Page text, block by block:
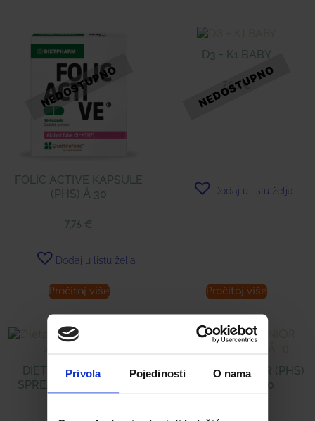
Privola Pojedinosti O nama
FOLIC ACTIVE KAPSULE
(PHS) Á 30
7,76 €
Dodaj u listu želja
Pročitaj više
D3 + K1 BABY
7,26€
Dodaj u listu želja
Pročitaj više
DIETPHARM CYCLON
SPREJ ZA RANE 125ML
BOULARDII JUNIOR (PHS)
KAPSULE Á 10